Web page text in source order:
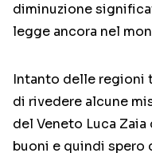
diminuzione
legge ancora nel
Intanto delle regioni
di rivedere alcune
del Veneto Luca
buoni e quindi spero